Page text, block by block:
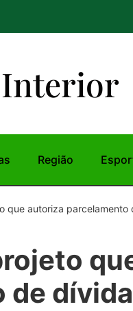
rior
Região
que autoriza parcelamento